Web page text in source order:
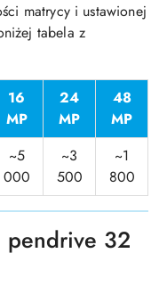
matrycy i ustawionej
tabela z
16
MP
24
MP
48
MP
~5
000
~3
500
~1
800
pendrive 32